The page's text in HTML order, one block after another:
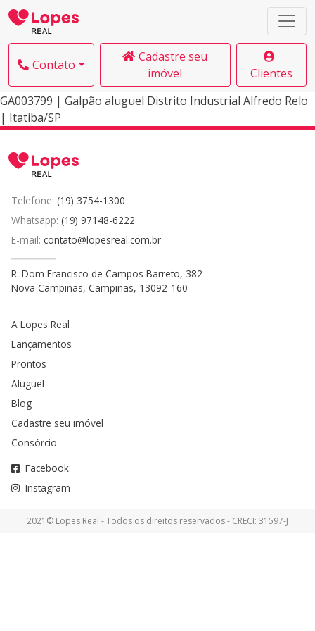
Contato
Cadastre seu
imóvel
Clientes
GA003799 | Galpão aluguel Distrito Industrial Alfredo Relo
| Itatiba/SP
Telefone: (19) 3754-1300
Whatsapp: (19) 97148-6222
E-mail: contato@lopesreal.com.br
R. Dom Francisco de Campos Barreto, 382
Nova Campinas, Campinas, 13092-160
A Lopes Real
Lançamentos
Prontos
Aluguel
Blog
Cadastre seu imóvel
Consórcio
Facebook
Instagram
2021© Lopes Real - Todos os direitos reservados - CRECI: 31597-J